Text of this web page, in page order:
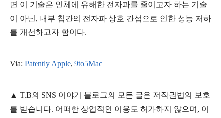
면 이 기술은 인체에 유해한 전자파를 줄이고자 하는 기술
이 아닌, 내부 칩간의 전자파 상호 간섭으로 인한 성능 저하
를 개선하고자 함이다.
Via: Patently Apple, 9to5Mac
▲ T.B의 SNS 이야기 블 로그의 모든 글은 저작권법의 보호
를 받습니다. 어떠한 상업적인 이용도 허가하지 않으며, 이